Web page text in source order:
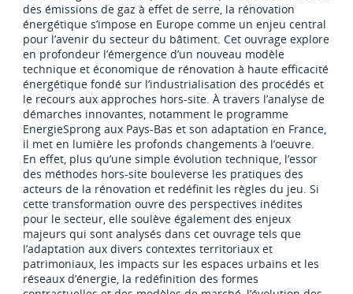
des émissions de gaz à effet de serre, la rénovation
énergétique s’impose en Europe comme un enjeu central
pour l’avenir du secteur du bâtiment. Cet ouvrage explore
en profondeur l’émergence d’un nouveau modèle
technique et économique de rénovation à haute efficacité
énergétique fondé sur l’industrialisation des procédés et
le recours aux approches hors-site. À travers l’analyse de
démarches innovantes, notamment le programme
EnergieSprong aux Pays-Bas et son adaptation en France,
il met en lumière les profonds changements à l’oeuvre.
En effet, plus qu’une simple évolution technique, l’essor
des méthodes hors-site bouleverse les pratiques des
acteurs de la rénovation et redéfinit les règles du jeu. Si
cette transformation ouvre des perspectives inédites
pour le secteur, elle soulève également des enjeux
majeurs qui sont analysés dans cet ouvrage tels que
l’adaptation aux divers contextes territoriaux et
patrimoniaux, les impacts sur les espaces urbains et les
réseaux d’énergie, la redéfinition des formes